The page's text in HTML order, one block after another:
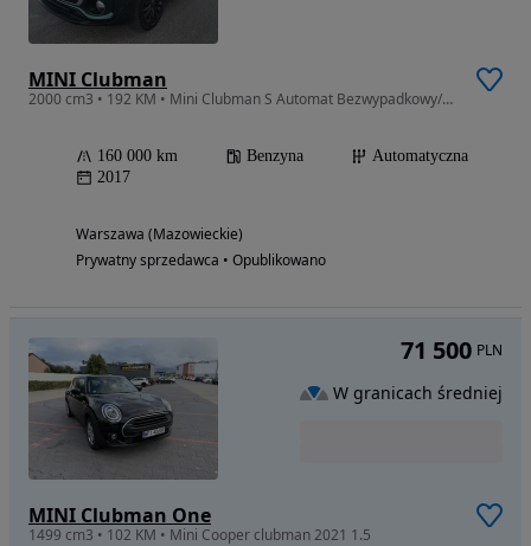
MINI Clubman
2000 cm3 • 192 KM • Mini Clubman S Automat Bezwypadkowy/Śliczny/100%Sprawny
160 000 km Benzyna
Automatyczna
2017
Warszawa (Mazowieckie)
Prywatny sprzedawca • Opublikowano
MINI Clubman One
1499 cm3 • 102 KM • Mini Cooper clubman 2021 1.5
71 500 PLN
W granicach średniej